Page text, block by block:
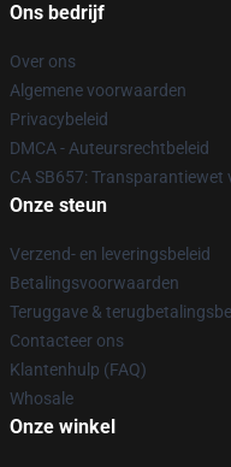
Ons bedrijf
Over ons
Algemene voorwaarden
Privacybeleid
DMCA - Auteursrechtbeleid
CA SB657:
Onze steun
Verzend- en leveringsbeleid
Betalingsvoorwaarden
Teruggave &
Contacteer ons
Klantenhulp (FAQ)
Whosale
Onze winkel